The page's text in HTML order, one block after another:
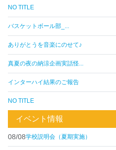
NO TITLE
バスケットボール部_...
ありがとうを音楽にのせて♪
真夏の夜の納涼企画実話怪...
インターハイ結果のご報告
NO TITLE
イベント情報
08/08学校説明会（夏期実施）